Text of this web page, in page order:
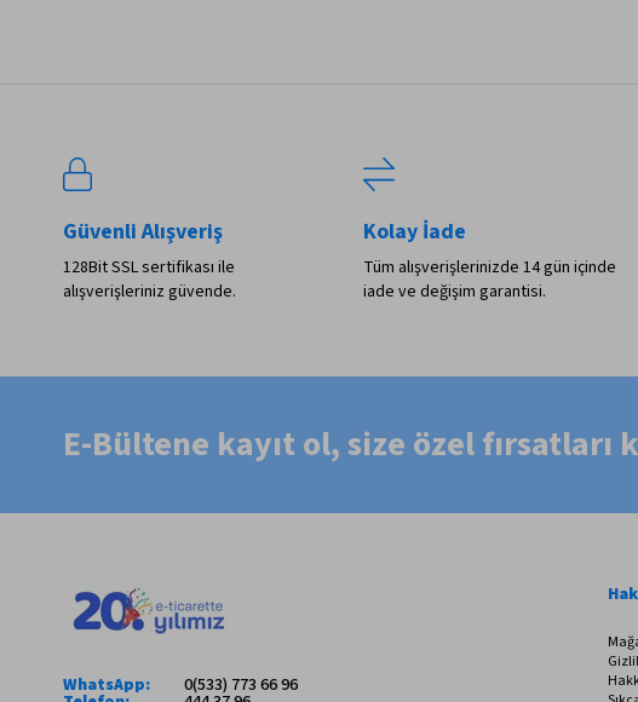
Güvenli Alışveriş
128Bit SSL sertifikası ile
alışverişleriniz güvende.
Kolay İade
Tüm alışverişlerinizde 14 gün içinde
iade ve değişim garantisi.
E-Bültene kayıt ol, size özel fırsatları
WhatsApp: 0(533) 773 66 96